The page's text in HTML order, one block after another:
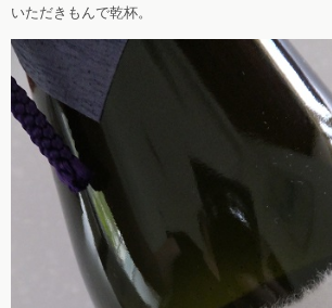
いただきもんで乾杯。